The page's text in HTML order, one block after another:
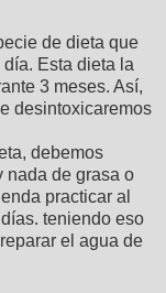
de dieta que
Esta dieta la
3 meses. Así,
desintoxicaremos
debemos
nada de grasa o
practicar al
teniendo eso
el agua de